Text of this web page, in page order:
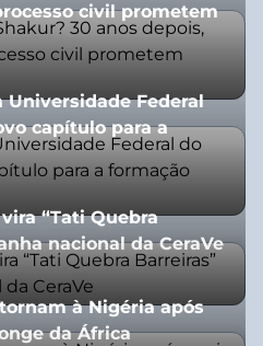
civil prometem
Federal
capítulo para a
“Tati Quebra
nacional da CeraVe
à Nigéria após
da África